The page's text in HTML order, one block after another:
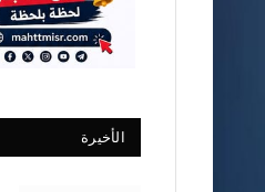
الأخيرة